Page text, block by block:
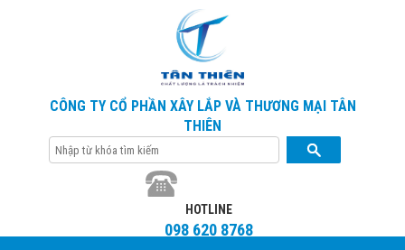
CÔNG TY CỔ PHẦN XÂY LẮP VÀ THƯƠNG MẠI TÂN
THIÊN
HOTLINE
098 620 8768